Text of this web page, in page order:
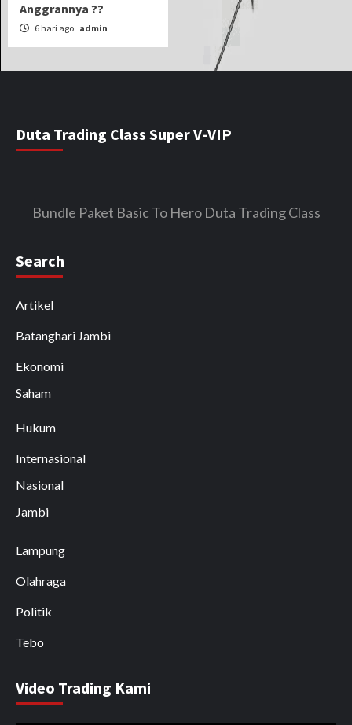
Anggrannya ??
6 hari ago admin
Duta Trading Class Super V-VIP
Bundle Paket Basic To Hero Duta Trading Class
Search
Artikel
Batanghari Jambi
Ekonomi
Saham
Hukum
Internasional
Nasional
Jambi
Lampung
Olahraga
Politik
Tebo
Video Trading Kami